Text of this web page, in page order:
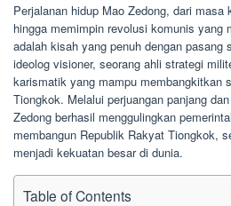
Perjalanan hidup Mao Zedong, dari masa
hingga memimpin revolusi komunis yang
adalah kisah yang penuh dengan pasang
ideolog visioner, seorang ahli strategi
karismatik yang mampu membangkitkan
Tiongkok. Melalui perjuangan panjang
Zedong berhasil menggulingkan
membangun Republik Rakyat Tiongkok,
menjadi kekuatan besar di dunia.
Table of Contents